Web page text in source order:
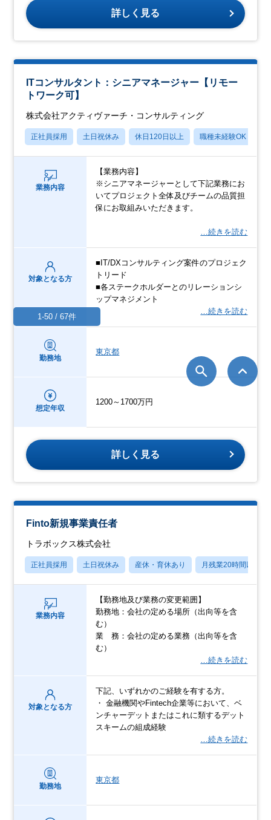
詳しく見る
ITコンサルタント：シニアマネージャー【リモー
トワーク可】
株式会社アクティヴァーチ・コンサルティング
正社員採用 土日祝休み 休日120日以上 職種未経験OK
業務内容
【業務内容】
※シニアマネージャーとして下記業務にお
いてプロジェクト全体及びチームの品質担
保にお取組みいただきます。
…続きを読む
対象となる方
■IT/DXコンサルティング案件のプロジェク
トリード
■各ステークホルダーとのリレーションシ
ップマネジメント
…続きを読む
勤務地
東京都
想定年収
1200～1700万円
詳しく見る
Finto新規事業責任者
トラボックス株式会社
正社員採用 土日祝休み 産休・育休あり 月残業20時間以内
業務内容
【勤務地及び業務の変更範囲】
勤務地：会社の定める場所（出向等を含
む）
業 務：会社の定める業務（出向等を含
む）
…続きを読む
対象となる方
下記、いずれかのご経験を有する方。
・ 金融機関やFintech企業等において、ベ
ンチャーデットまたはこれに類するデット
スキームの組成経験
…続きを読む
勤務地
東京都
1-50 / 67件